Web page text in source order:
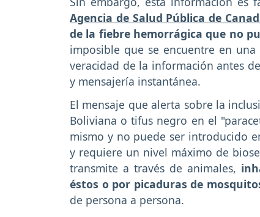
Agencia de Salud Pública de
de la fiebre hemorrágica que no
imposible que se encuentre en
veracidad de la información antes
y mensajería instantánea.
El mensaje que alerta sobre la
Boliviana o tifus negro en el
mismo y no puede ser introducido
y requiere un nivel máximo de
transmite a través de animales,
éstos o por picaduras de
de persona a persona.